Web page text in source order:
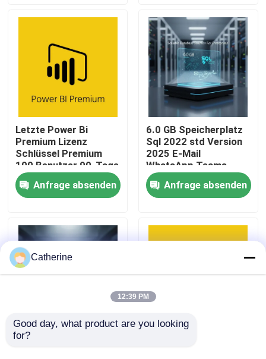
Produkte
Über uns
Qualitätskontrolle
Neuigkeiten
Bitte um ein Angebot
Letzte Power Bi
Premium Lizenz
Schlüssel Premium
100 Benutzer 90-Tage
Garantie
Anfrage absenden
6.0 GB Speicherplatz
Sql 2022 std Version
2025 E-Mail
WhatsApp Teams
Skalierbare
Datenbanklösung für
Unternehmen
Anfrage absenden
Version 2025
Catherine
12:39 PM
Good day, what product are you looking
for?